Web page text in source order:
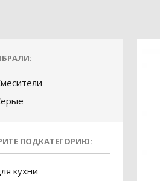
ПОДКАТЕГОРИЮ:
кухни